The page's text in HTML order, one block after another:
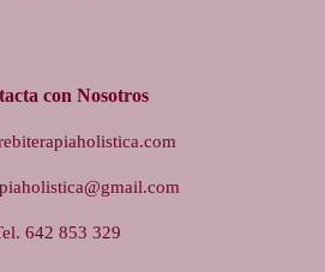
con Nosotros
642 853 329